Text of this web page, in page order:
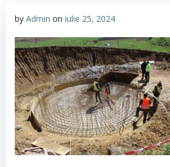
by Admin on iulie 25, 2024